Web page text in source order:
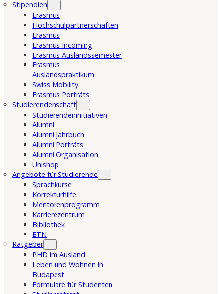
Stipendien
Erasmus
Hochschulpartnerschaften
Erasmus
Erasmus Incoming
Erasmus Auslandssemester
Erasmus
Auslandspraktikum
Swiss Mobility
Erasmus Porträts
Studierendenschaft
Studierendeninitiativen
Alumni
Alumni Jahrbuch
Alumni Porträts
Alumni Organisation
Unishop
Angebote für Studierende
Sprachkurse
Korrekturhilfe
Mentorenprogramm
Karrierezentrum
Bibliothek
ETN
Ratgeber
PHD im Ausland
Leben und Wohnen in
Budapest
Formulare für Studenten